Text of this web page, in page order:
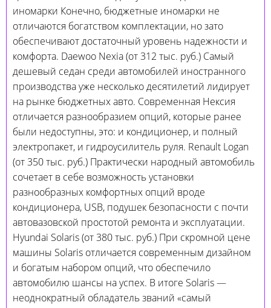
иномарки Конечно, бюджетные иномарки не
отличаются богатством комплектации, но зато
обеспечивают достаточный уровень надежности и
комфорта. Daewoo Nexia (от 312 тыс. руб.) Самый
дешевый седан среди автомобилей иностранного
производства уже несколько десятилетий лидирует
на рынке бюджетных авто. Современная Нексия
отличается разнообразием опций, которые ранее
были недоступны, это: и кондиционер, и полный
электропакет, и гидроусилитель руля. Renault Logan
(от 350 тыс. руб.) Практически народный автомобиль
сочетает в себе возможность установки
разнообразных комфортных опций вроде
кондиционера, USB, подушек безопасности с почти
автовазовской простотой ремонта и эксплуатации.
Hyundai Solaris (от 380 тыс. руб.) При скромной цене
машины Solaris отличается современным дизайном
и богатым набором опций, что обеспечило
автомобилю шансы на успех. В итоге Solaris —
неоднократный обладатель званий «самый